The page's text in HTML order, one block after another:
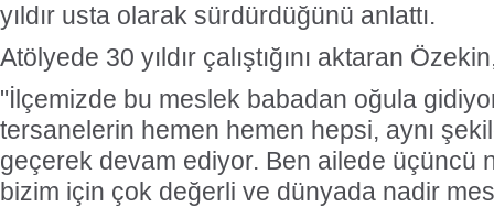
yıldır usta olarak sürdürdüğünü anlattı.
Atölyede 30 yıldır çalıştığını aktaran
"İlçemizde bu meslek babadan oğula
tersanelerin hemen hemen hepsi, aynı
geçerek devam ediyor. Ben ailede üçüncü
bizim için çok değerli ve dünyada nadir